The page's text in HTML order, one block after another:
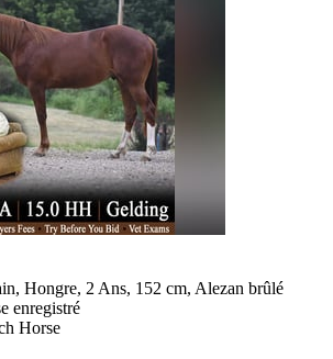
Hongre, 2 Ans, 152 cm, Alezan brûlé
enregistré
Horse